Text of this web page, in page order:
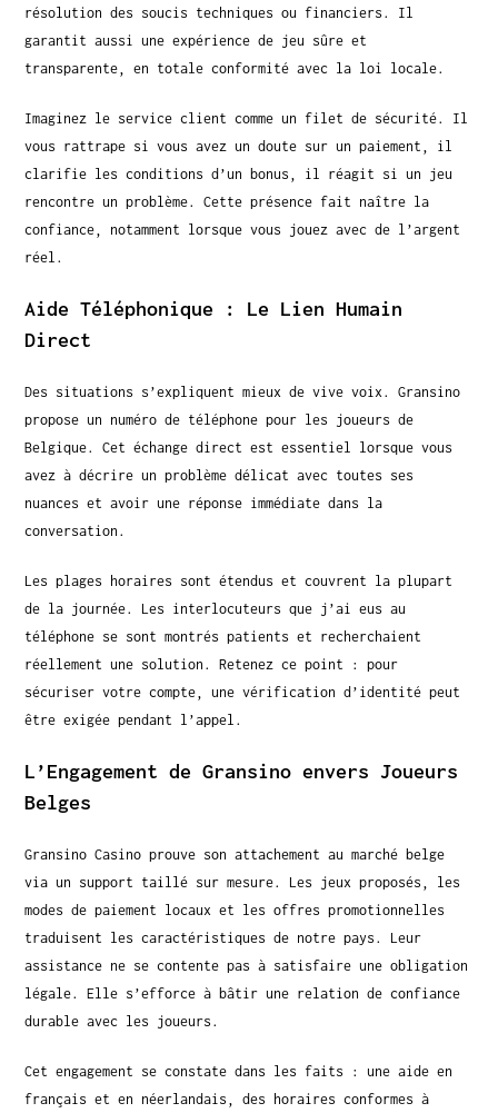
résolution des soucis techniques ou financiers. Il
garantit aussi une expérience de jeu sûre et
transparente, en totale conformité avec la loi locale.
Imaginez le service client comme un filet de sécurité. Il
vous rattrape si vous avez un doute sur un paiement, il
clarifie les conditions d’un bonus, il réagit si un jeu
rencontre un problème. Cette présence fait naître la
confiance, notamment lorsque vous jouez avec de l’argent
réel.
Aide Téléphonique : Le Lien Humain
Direct
Des situations s’expliquent mieux de vive voix. Gransino
propose un numéro de téléphone pour les joueurs de
Belgique. Cet échange direct est essentiel lorsque vous
avez à décrire un problème délicat avec toutes ses
nuances et avoir une réponse immédiate dans la
conversation.
Les plages horaires sont étendus et couvrent la plupart
de la journée. Les interlocuteurs que j’ai eus au
téléphone se sont montrés patients et recherchaient
réellement une solution. Retenez ce point : pour
sécuriser votre compte, une vérification d’identité peut
être exigée pendant l’appel.
L’Engagement de Gransino envers Joueurs
Belges
Gransino Casino prouve son attachement au marché belge
via un support taillé sur mesure. Les jeux proposés, les
modes de paiement locaux et les offres promotionnelles
traduisent les caractéristiques de notre pays. Leur
assistance ne se contente pas à satisfaire une obligation
légale. Elle s’efforce à bâtir une relation de confiance
durable avec les joueurs.
Cet engagement se constate dans les faits : une aide en
français et en néerlandais, des horaires conformes à